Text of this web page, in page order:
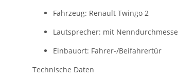
Fahrzeug: Renault Twingo 2
Lautsprecher: mit
Einbauort: Fahrer-/Beifahrertür
Technische Daten